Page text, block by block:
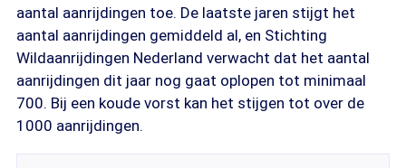
aantal aanrijdingen toe. De laatste jaren stijgt het
aantal aanrijdingen gemiddeld al, en Stichting
Wildaanrijdingen Nederland verwacht dat het aantal
aanrijdingen dit jaar nog gaat oplopen tot minimaal
700. Bij een koude vorst kan het stijgen tot over de
1000 aanrijdingen.